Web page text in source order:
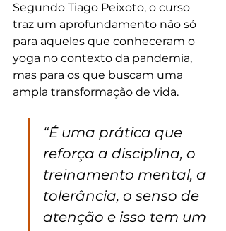
Segundo Tiago Peixoto, o curso
traz um aprofundamento não só
para aqueles que conheceram o
yoga no contexto da pandemia,
mas para os que buscam uma
ampla transformação de vida.
“É uma prática que
reforça a disciplina, o
treinamento mental, a
tolerância, o senso de
atenção e isso tem um